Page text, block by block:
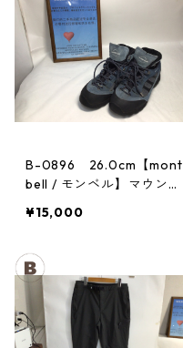
B-0896 26.0cm【mont
bell / モンベル】マウンテ
¥15,000